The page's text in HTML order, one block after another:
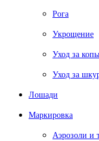
Рога
Укрощение
Уход за
Уход за
Лошади
Маркировка
Аэрозоли и